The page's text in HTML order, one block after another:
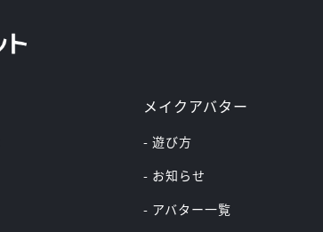
メイクアバター
- 遊び方
- お知らせ
- アバター一覧